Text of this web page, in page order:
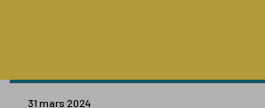
31 mars 2024